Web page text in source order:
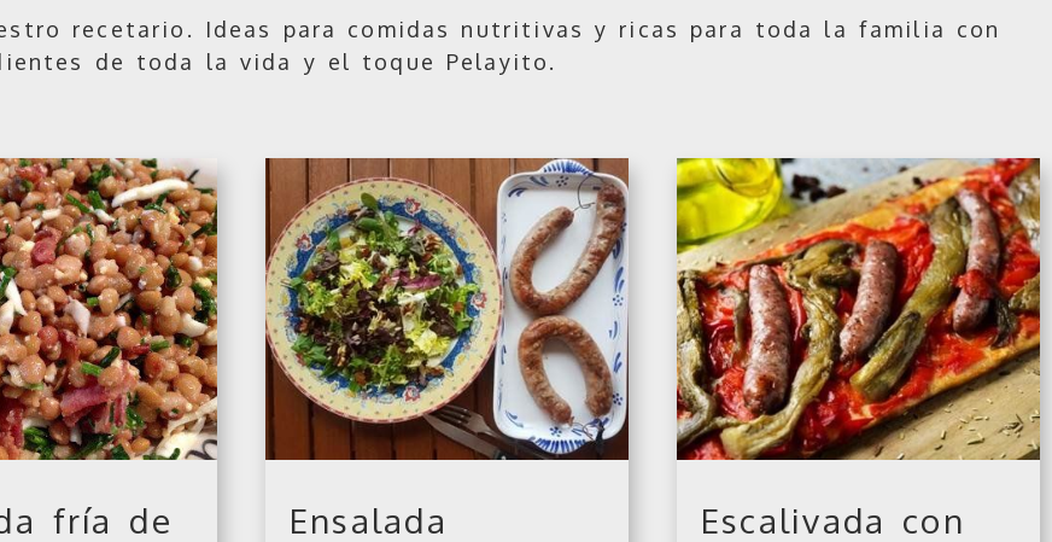
recetario. Ideas para comidas nutritivas y ricas para toda la familia con
de toda la vida y el toque Pelayito.
fría de
Ensalada
Escalivada con